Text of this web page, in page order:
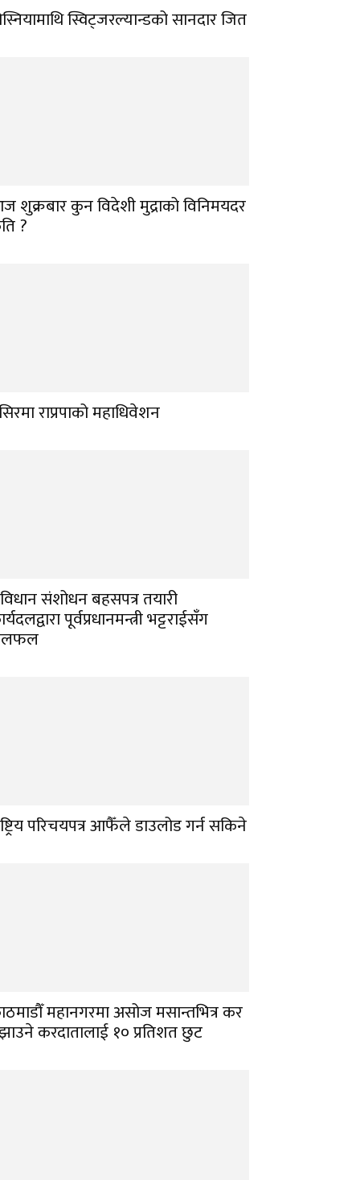
स्विट्जरल्यान्डको सानदार जित
शुक्रबार कुन विदेशी मुद्राको विनिमयदर
?
राप्रपाको महाधिवेशन
संशोधन बहसपत्र तयारी
पूर्वप्रधानमन्त्री भट्टराईसँग
परिचयपत्र आफैँले डाउलोड गर्न सकिने
महानगरमा असोज मसान्तभित्र कर
करदातालाई १० प्रतिशत छुट